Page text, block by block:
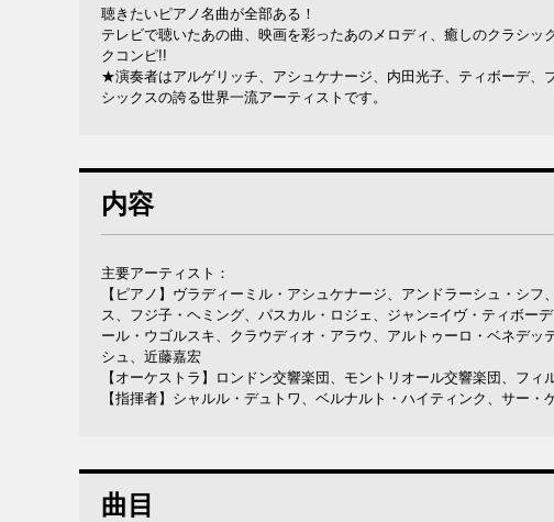
聴きたいピアノ名曲が全部ある！
テレビで聴いたあの曲、映画を彩ったあのメロディ、癒しのクラシ
クコンピ!!
★演奏者はアルゲリッチ、アシュケナージ、内田光子、ティボーデ
シックスの誇る世界一流アーティストです。
内容
主要アーティスト：
【ピアノ】ヴラディーミル・アシュケナージ、アンドラーシュ・シ
ス、フジ子・ヘミング、パスカル・ロジェ、ジャン=イヴ・ティボー
ール・ウゴルスキ、クラウディオ・アラウ、アルトゥーロ・ベネデ
シュ、近藤嘉宏
【オーケストラ】ロンドン交響楽団、モントリオール交響楽団、フ
【指揮者】シャルル・デュトワ、ベルナルト・ハイティンク、サー
曲目